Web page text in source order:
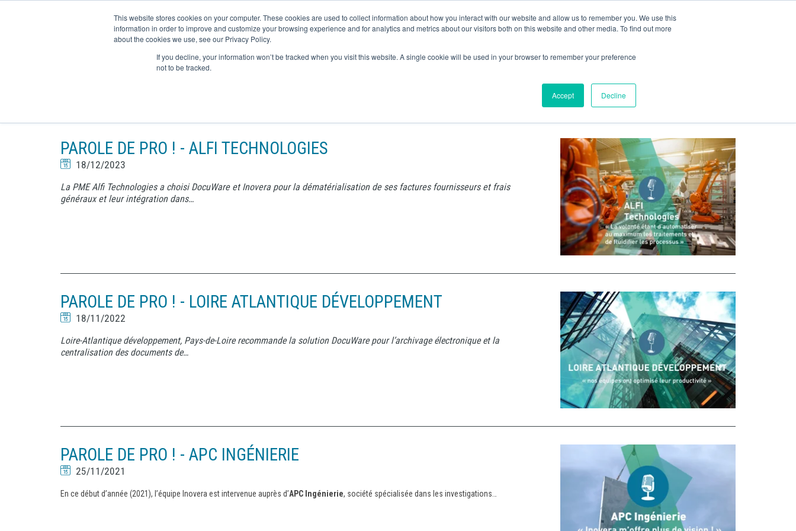
This website stores cookies on your computer. These cookies are used to collect information about how you interact with our website and allow us to remember you. We use this
information in order to improve and customize your browsing experience and for analytics and metrics about our visitors both on this website and other media. To find out more
about the cookies we use, see our Privacy Policy.
If you decline, your information won’t be tracked when you visit this website. A single cookie will be used in your browser to remember your preference
not to be tracked.
Accept Decline
ACTUALITÉS SOLUTIONS SECTEURS D'ACTIVITÉS
O
CONTACTEZ-NOUS
Le Blog par INOVERA
PAROLE DE PRO ! - ALFI TECHNOLOGIES
18/12/2023
La PME Alfi Technologies a choisi DocuWare et Inovera pour la dématérialisation de ses factures fournisseurs et frais
généraux et leur intégration dans…
PAROLE DE PRO ! - LOIRE ATLANTIQUE DÉVELOPPEMENT
18/11/2022
Loire-Atlantique développement, Pays-de-Loire recommande la solution DocuWare pour l’archivage électronique et la
centralisation des documents de…
PAROLE DE PRO ! - APC INGÉNIERIE
25/11/2021
En ce début d’année (2021), l’équipe Inovera est intervenue auprès d’APC Ingénierie, société spécialisée dans les investigations…